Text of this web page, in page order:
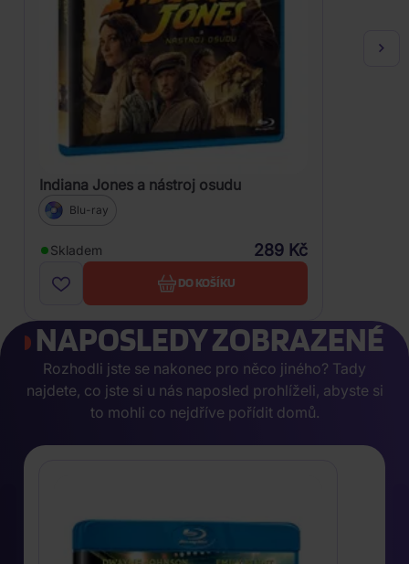
Indiana Jones a nástroj osudu
Blu-ray
Skladem 289 Kč
DO KOŠÍKU
NAPOSLEDY ZOBRAZENÉ
Rozhodli jste se nakonec pro něco jiného? Tady
najdete, co jste si u nás naposled prohlíželi, abyste si
to mohli co nejdříve pořídit domů.